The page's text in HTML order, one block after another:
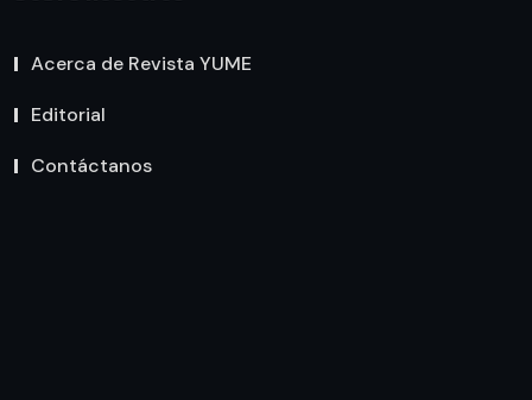
Acerca de Revista YUME
Editorial
Contáctanos